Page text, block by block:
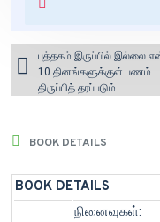
for orders above ₹1000 within
புத்தகம் இருப்பில் இல்லை
10 தினங்களுக்குள் பணம்
திருப்பித் தரப்படும்.
BOOK DETAILS
BOOK DETAILS
நினைவுகள்: